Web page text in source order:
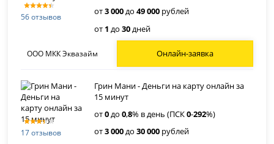
56 отзывов
от3 000до49 000 рублей
от 1 до30дней
ООО МКК Эквазайм Онлайн-заявка
17 отзывов
Грин Мани - Деньги на карту онлайн за
15 минут
от0до0,8% в день (ПСК0-292%)
от3 000до30 000 рублей